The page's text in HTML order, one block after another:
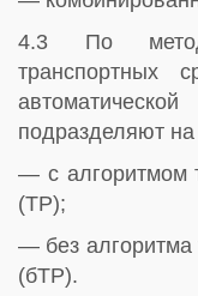
4.3 По
транспортных
подразделяют
— с алгоритмом
(ТР);
— без алгоритма
(бТР).